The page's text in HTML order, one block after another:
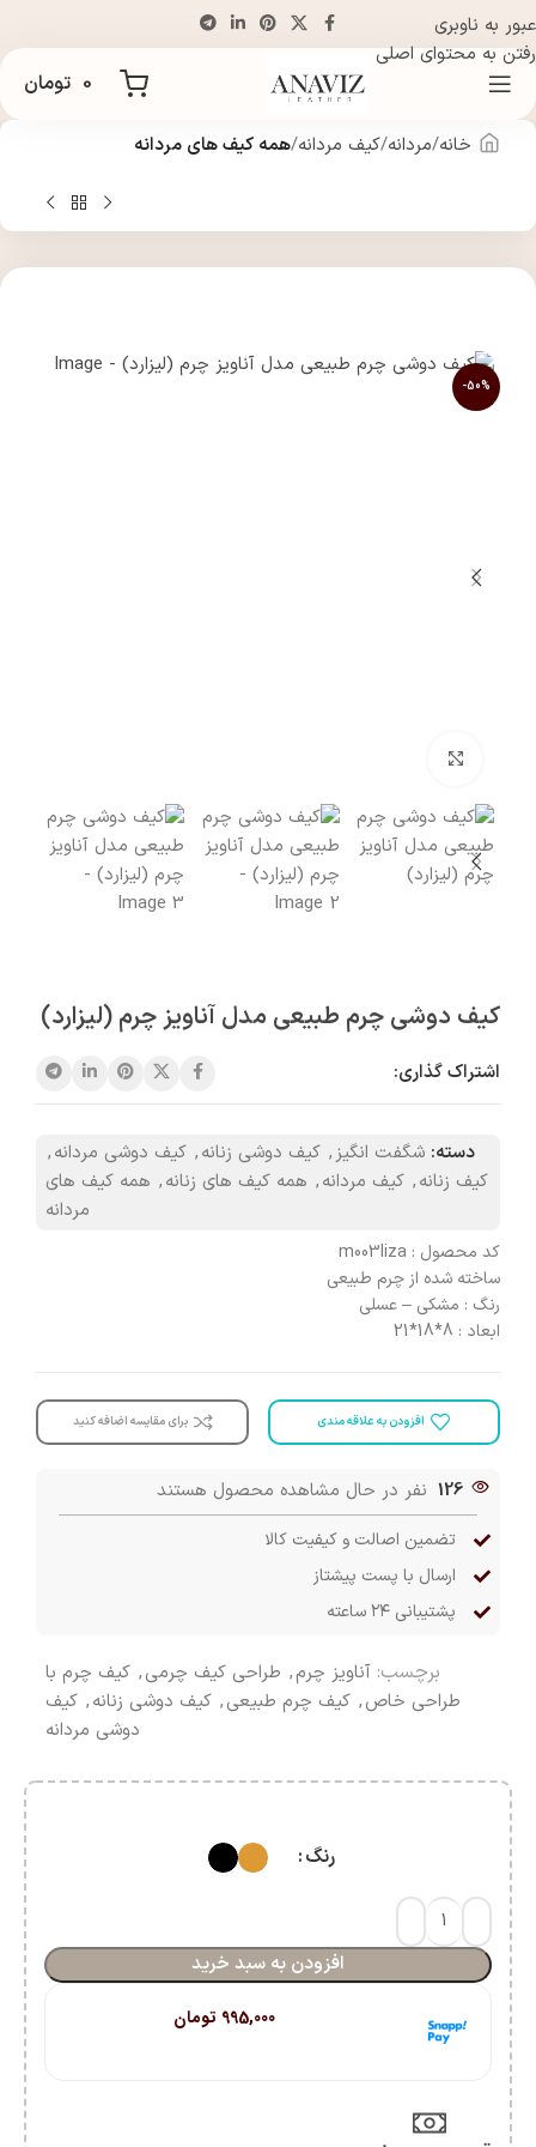
عبور به ناوبری
رفتن به محتوای اصلی
0 تومان
خانه مردانه کیف مردانه همه کیف های مردانه
-50%
کیف دوشی چرم طبیعی مدل آناویز چرم (لیزارد)
اشتراک گذاری:
دسته: شگفت انگیز , کیف دوشی زنانه, کیف دوشی مردانه,
کیف زنانه, کیف مردانه, همه کیف های زنانه, همه کیف های
مردانه
کد محصول : m003liza
ساخته شده از چرم طبیعی
رنگ : مشکی – عسلی
ابعاد : 8*18*21
افزودن به علاقه مندی برای مقایسه اضافه کنید
126 نفر در حال مشاهده محصول هستند
تضمین اصالت و کیفیت کالا
ارسال با پست پیشتاز
پشتیبانی ۲۴ ساعته
برچسب: آناویز چرم, طراحی کیف چرمی, کیف چرم با
طراحی خاص, کیف چرم طبیعی, کیف دوشی زنانه, کیف
دوشی مردانه
رنگ
افزودن به سبد خرید
995,000 تومان